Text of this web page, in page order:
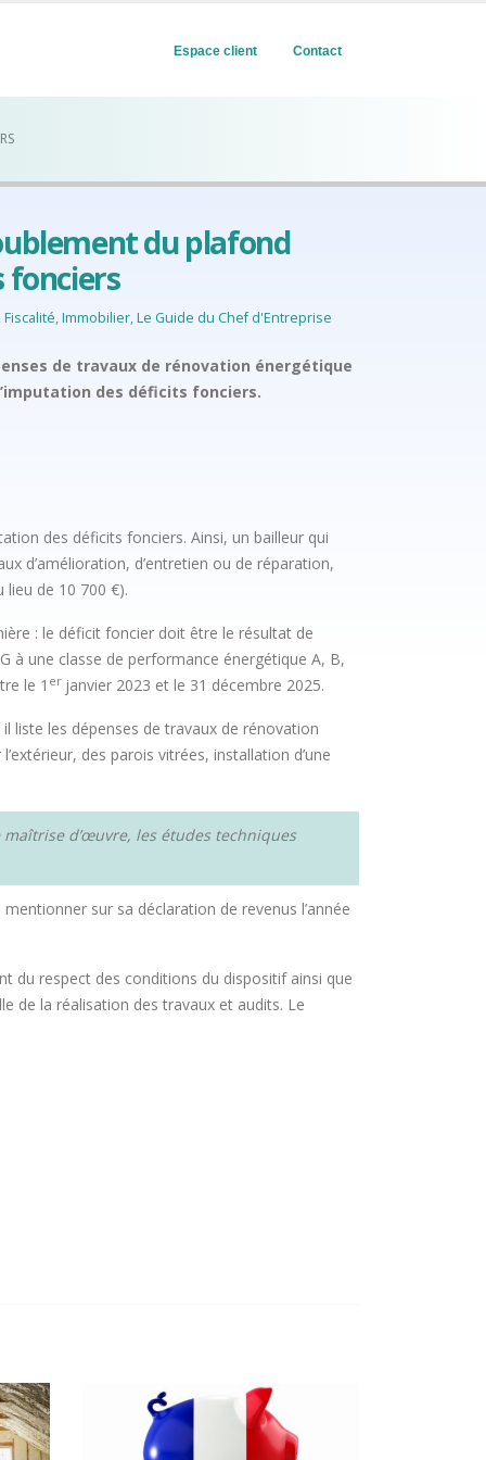
Espace client Contact
du plafond
fonciers
,Fiscalité,Immobilier,Le Guide du Chef d'Entreprise
de travaux de rénovation énergétique
des déficits fonciers.
des déficits fonciers. Ainsi, un bailleur qui
d’amélioration, d’entretien ou de réparation,
lieu de 10 700 €).
: le déficit foncier doit être le résultat de
à une classe de performance énergétique A, B,
le 1 erjanvier 2023 et le 31 décembre 2025.
liste les dépenses de travaux de rénovation
des parois vitrées, installation d’une
d’œuvre, les études techniques
sur sa déclaration de revenus l’année
du respect des conditions du dispositif ainsi que
de la réalisation des travaux et audits. Le